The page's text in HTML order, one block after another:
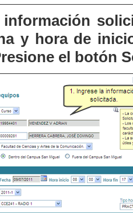
información
y hora de
el botón